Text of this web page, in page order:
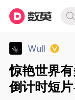
Wull
惊艳世界
倒计时短